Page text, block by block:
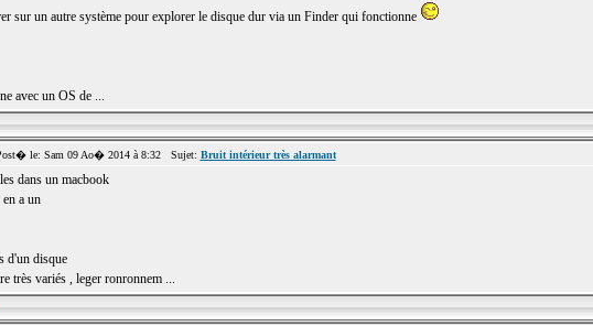
sur un autre système pour explorer le disque dur via un Finder qui fonctionne
avec un OS de ...
le: Sam 09 Ao� 2014 à 8:32 Sujet: Bruit intérieur très alarmant
dans un macbook
a un
d'un disque
très variés , leger ronronnem ...